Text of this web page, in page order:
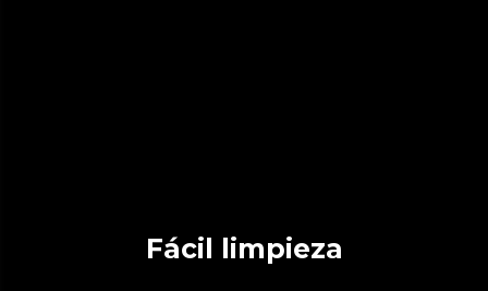
Fácil limpieza